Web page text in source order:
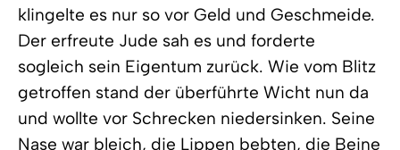
klingelte es nur so vor Geld und Geschmeide.
Der erfreute Jude sah es und forderte
sogleich sein Eigentum zurück. Wie vom Blitz
getroffen stand der überführte Wicht nun da
und wollte vor Schrecken niedersinken. Seine
Nase war bleich, die Lippen bebten, die Beine